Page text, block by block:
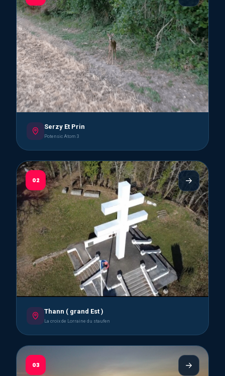
Serzy Et Prin
Potensic Atom 3
02
Thann ( grand Est )
La croix de Lorraine du staufen
03